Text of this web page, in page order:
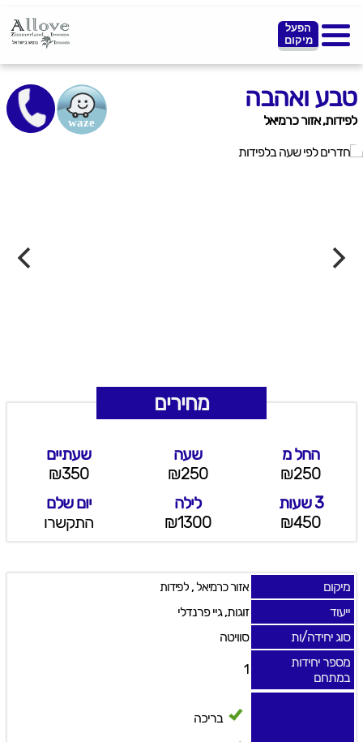
הפעל
מיקום
טבע ואהבה
לפידות, אזור כרמיאל
מחירים
החל מ
₪250
שעה
₪250
שעתיים
₪350
3 שעות
₪450
לילה
₪1300
יום שלם
התקשרו
מיקום אזור כרמיאל, לפידות
ייעוד
זוגות, גיי פרנדלי
סוג יחידה/ות
סוויטה
מספר יחידות
במתחם
1
בריכה